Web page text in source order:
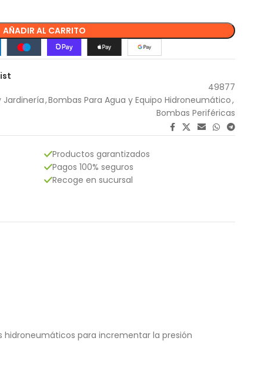
AÑADIR AL CARRITO
49877
Jardinería,Bombas Para Agua y Equipo Hidroneumático,
Bombas Periféricas
Productos garantizados
Pagos 100% seguros
Recoge en sucursal
hidroneumáticos para incrementar la presión